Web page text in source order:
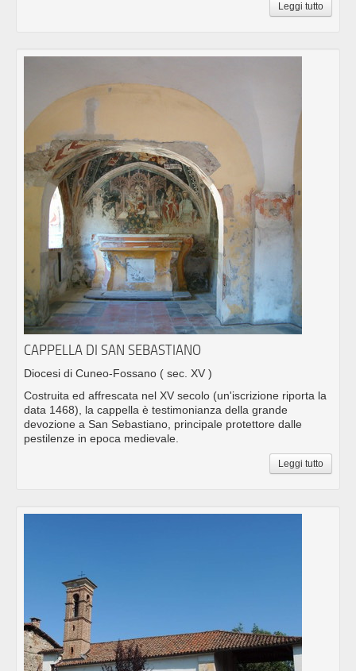
Leggi tutto
CAPPELLA DI SAN SEBASTIANO
Diocesi di Cuneo-Fossano ( sec. XV )
Costruita ed affrescata nel XV secolo (un'iscrizione riporta la
data 1468), la cappella è testimonianza della grande
devozione a San Sebastiano, principale protettore dalle
pestilenze in epoca medievale.
Leggi tutto